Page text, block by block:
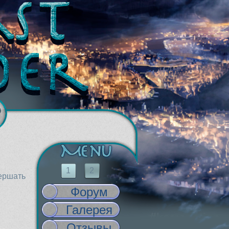
1 2
Форум
Галерея